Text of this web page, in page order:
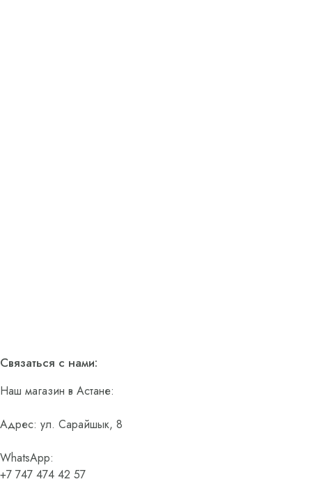
Связаться с нами:
Наш магазин в Астане:
Адрес: ул. Сарайшык, 8
WhatsApp:
+7 747 474 42 57